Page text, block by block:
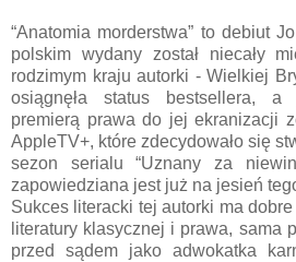
“Anatomia morderstwa” to debiut
polskim wydany został niecały
rodzimym kraju autorki - Wielkiej
osiągnęła status bestsellera,
premierą prawa do jej ekranizacji
AppleTV+, które zdecydowało się
sezon serialu “Uznany za
zapowiedziana jest już na jesień
Sukces literacki tej autorki ma
literatury klasycznej i prawa, sama
przed sądem jako adwokatka